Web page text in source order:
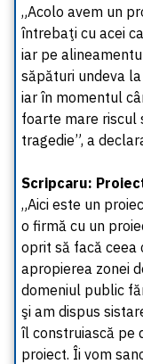
„Acolo avem un
întrebaţi cu acei
iar pe
săpături undeva
iar în momentul
foarte mare riscul
tragedie”, a
Scripcaru:
„Aici este un
o firmă cu un
oprit să facă ceea
apropierea zonei
domeniul public
şi am dispus
îl construiască pe
proiect. Îi vom